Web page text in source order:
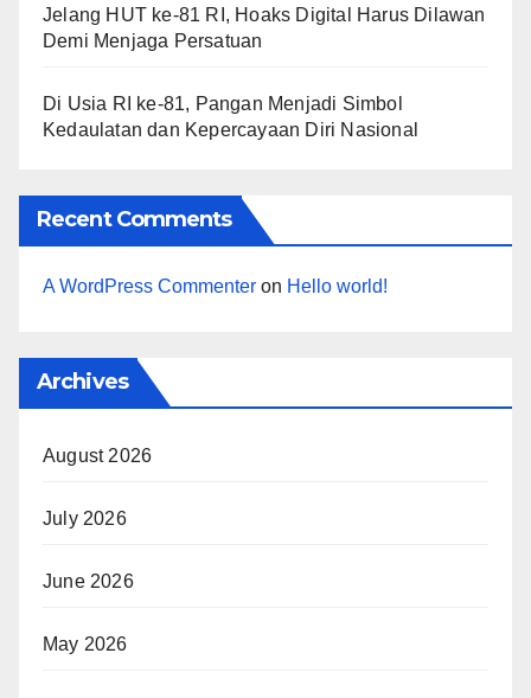
Jelang HUT ke-81 RI, Hoaks Digital Harus Dilawan
Demi Menjaga Persatuan
Di Usia RI ke-81, Pangan Menjadi Simbol
Kedaulatan dan Kepercayaan Diri Nasional
Recent Comments
A WordPress Commenter on Hello world!
Archives
August 2026
July 2026
June 2026
May 2026